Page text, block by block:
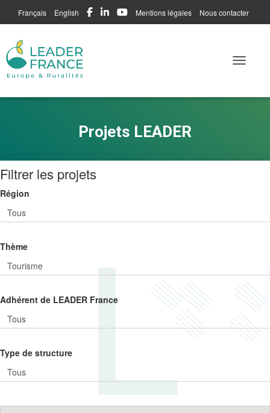
Français English Mentions légales Nous contacter
Projets LEADER
Filtrer les projets
Région
Thème
Adhérent de LEADER France
Type de structure